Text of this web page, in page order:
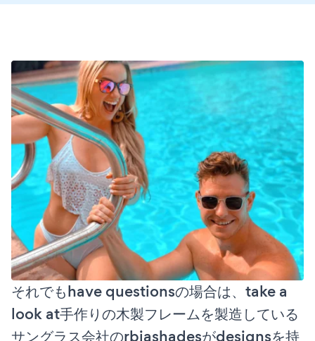
それでもhave questionsの場合は、take a
look at手作りの木製フレームを製造している
サングラス会社のrbiashadesがdesignsを持